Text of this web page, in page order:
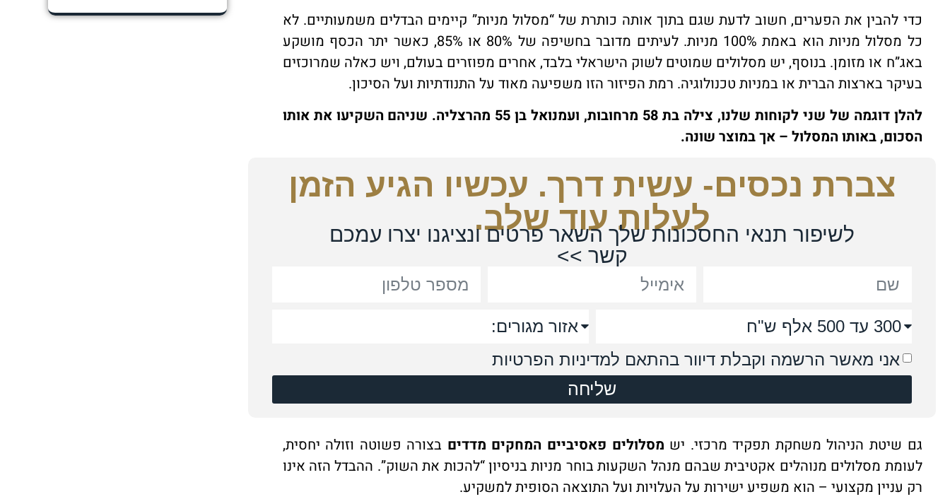
כדי להבין את הפערים, חשוב לדעת שגם בתוך אותה כותרת של “מסלול מניות” קיימים הבדלים משמעותיים. לא
כל מסלול מניות הוא באמת 100% מניות. לעיתים מדובר בחשיפה של 80% או 85%, כאשר יתר הכסף מושקע
באג”ח או מזומן. בנוסף, יש מסלולים שמוטים לשוק הישראלי בלבד, אחרים מפוזרים בעולם, ויש כאלה שמרוכזים
בעיקר בארצות הברית או במניות טכנולוגיה. רמת הפיזור הזו משפיעה מאוד על התנודתיות ועל הסיכון.
להלן דוגמה של שני לקוחות שלנו, צילה בת 58 מרחובות, ועמנואל בן 55 מהרצליה. שניהם השקיעו את אותו
הסכום, באותו המסלול – אך במוצר שונה.
צברת נכסים- עשית דרך. עכשיו הגיע הזמן
לעלות עוד שלב.
לשיפור תנאי החסכונות שלך השאר פרטים ונציגנו יצרו עמכם
קשר >>
אני מאשר הרשמה וקבלת דיוור בהתאם למדיניות הפרטיות
שליחה
גם שיטת הניהול משחקת תפקיד מרכזי. יש מסלולים פאסיביים המחקים מדדים בצורה פשוטה וזולה יחסית,
לעומת מסלולים מנוהלים אקטיבית שבהם מנהל השקעות בוחר מניות בניסיון “להכות את השוק”. ההבדל הזה אינו
רק עניין מקצועי – הוא משפיע ישירות על העלויות ועל התוצאה הסופית למשקיע.